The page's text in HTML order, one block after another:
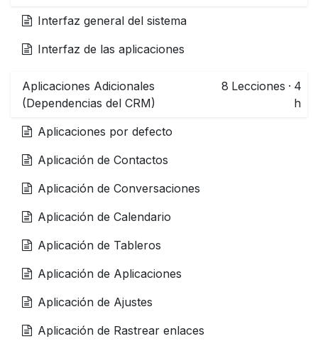
Interfaz general del sistema
Interfaz de las aplicaciones
Aplicaciones Adicionales
(Dependencias del CRM)
8 Lecciones · 4
h
Aplicaciones por defecto
Aplicación de Contactos
Aplicación de Conversaciones
Aplicación de Calendario
Aplicación de Tableros
Aplicación de Aplicaciones
Aplicación de Ajustes
Aplicación de Rastrear enlaces